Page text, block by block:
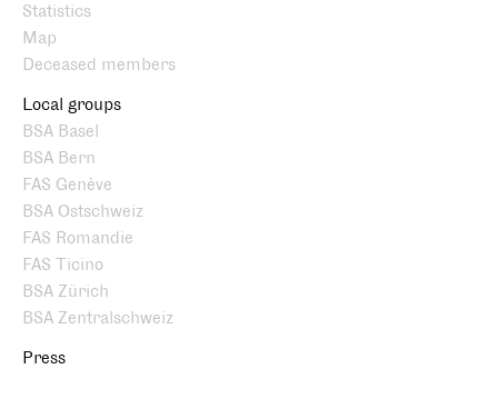
Statistics
Map
Deceased members
Local groups
BSA Basel
BSA Bern
FAS Genève
BSA Ostschweiz
FAS Romandie
FAS Ticino
BSA Zürich
BSA Zentralschweiz
Press